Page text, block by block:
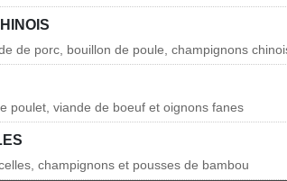
de porc, bouillon de poule, champignons
poulet, viande de boeuf et oignons fanes
champignons et pousses de bambou